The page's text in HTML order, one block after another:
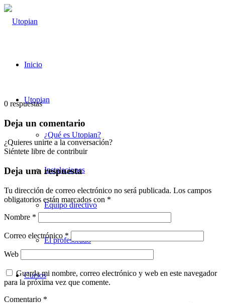
Inicio
Utopian
¿Qué es Utopian?
Instalaciones
Equipo directivo
El profesorado
Cursos
0 respuestas
Deja un comentario
¿Quieres unirte a la conversación?
Siéntete libre de contribuir
Deja una respuesta
Tu dirección de correo electrónico no será publicada. Los campos
obligatorios están marcados con *
Nombre *
Correo electrónico *
Web
Guarda mi nombre, correo electrónico y web en este navegador
para la próxima vez que comente.
Comentario *